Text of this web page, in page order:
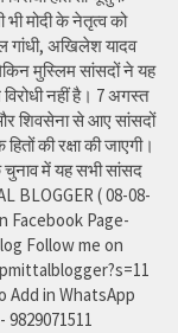
मोदी के नेतृत्व को
गांधी, अखिलेश यादव
मुस्लिम सांसदों ने यह
विरोधी नहीं है। 7 अगस्त
शिवसेना से आए सांसदों
की रक्षा की जाएगी।
चुनाव में यह सभी सांसद
BLOGGER ( 08-08-
Facebook Page-
Follow me on
Add in WhatsApp